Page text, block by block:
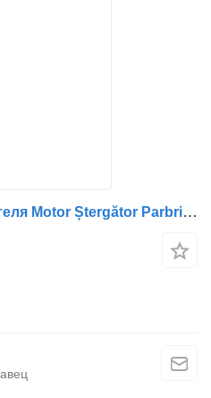
Моторчик стеклоочистителя Motor Ștergător Parbriz для грузовика Scania – Cod 70345684/22672623/1519529/98480223/A0018202042/0018202042/3093014/0390442451/30038263-24